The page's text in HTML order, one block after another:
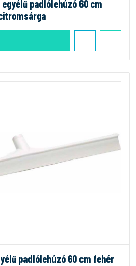
padlólehúzó 60 cm
padlólehúzó 60 cm fehér